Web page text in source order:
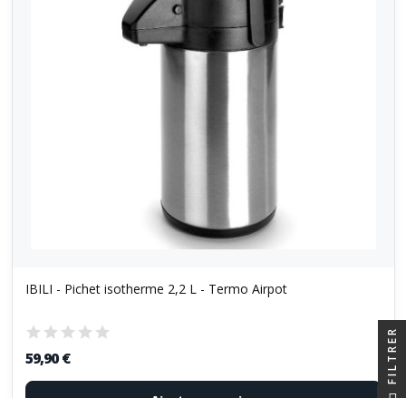
IBILI - Pichet isotherme 2,2 L - Termo Airpot
59,90 € FILTRER